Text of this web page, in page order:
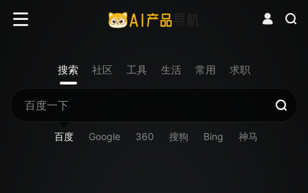
搜索 社区 工具 生活 常用 求职
百度 Google 360 搜狗 Bing 神马